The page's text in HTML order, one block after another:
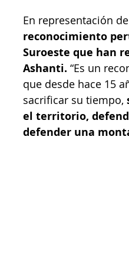
En representación
reconocimiento
Suroeste que han
Ashanti. “Es un
que desde hace 15
sacrificar su tiempo,
el territorio,
defender una